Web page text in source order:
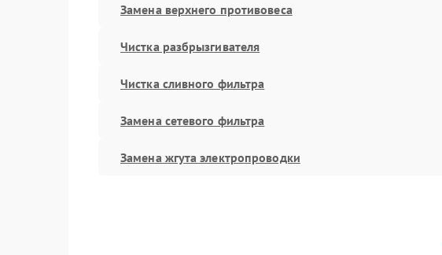
Замена верхнего противовеса
Чистка разбрызгивателя
Чистка сливного фильтра
Замена сетевого фильтра
Замена жгута электропроводки